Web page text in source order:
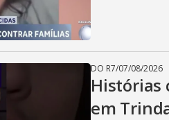
DO R7/07/08/2026
Histórias
em